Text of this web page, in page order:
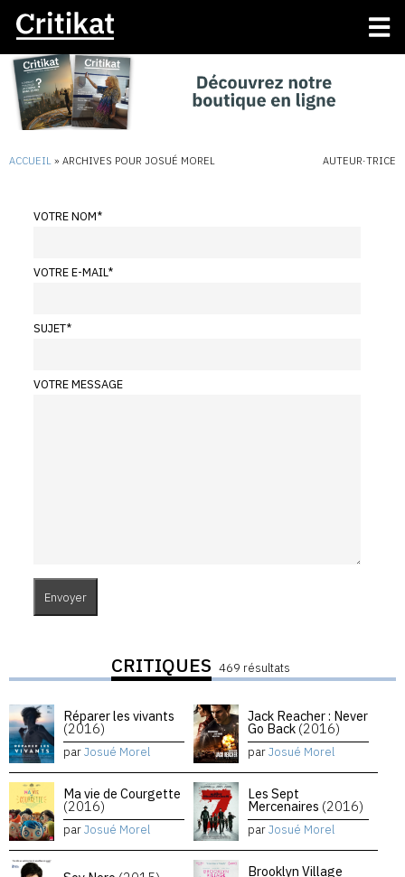
ACCUEIL » ARCHIVES POUR JOSUÉ MOREL AUTEUR·TRICE
VOTRE NOM*
VOTRE E-MAIL*
SUJET*
VOTRE MESSAGE
CRITIQUES 469 résultats
Réparer les vivants
(2016)
parJosué Morel
Jack Reacher : Never
Go Back (2016)
parJosué Morel
Ma vie de Courgette
(2016)
parJosué Morel
Les Sept
Mercenaires (2016)
parJosué Morel
Brooklyn Village